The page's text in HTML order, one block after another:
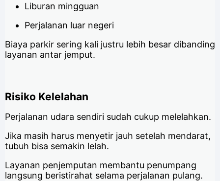
Liburan mingguan
Perjalanan luar negeri
Biaya parkir sering kali justru lebih besar dibanding
layanan antar jemput.
Risiko Kelelahan
Perjalanan udara sendiri sudah cukup melelahkan.
Jika masih harus menyetir jauh setelah mendarat,
tubuh bisa semakin lelah.
Layanan penjemputan membantu penumpang
langsung beristirahat selama perjalanan pulang.